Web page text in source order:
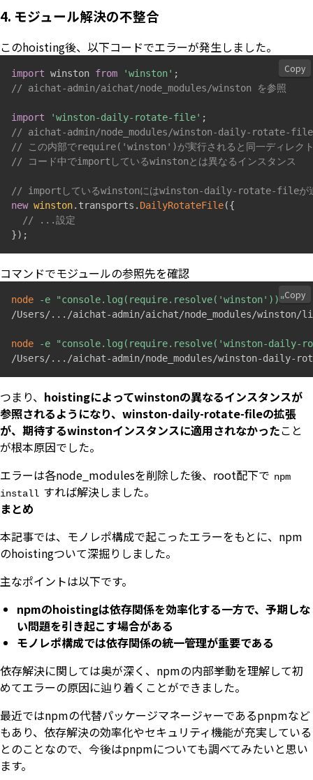
4. モジュール解決の不整合
このhoisting後、以下コードでエラーが発生しました。
import winston from 'winston' ;
// aichat-admin/aichat/node_modules/winston を参照
import 'winston-daily-rotate-file' ;
// aichat-admin/node_modules/winston-daily-rotate-file
// この内部でrequire('winston')が実行されると同一ディレク
// コード中でimportしているwinstonとは異なるインスタンス
// importしているwinstonにはwinston-daily-rotate-fileが追
new winston. transports . DailyRotateFile({
// ...設定
}) ;
Copy
コマンドでモジュールの参照先を確認
node -e
"console.log(require.resolve('winston'))"
/Users/.. ./aichat-admin/aichat/node_modules/
node -e
"console.log(require.resolve('winston-
/Users/.. ./aichat-admin/node_modules/winston-
Copy
つまり、 hoistingによってwinstonの異なるインスタンスが
参照されるようになり、winston-daily-rotate-fileの拡張
が、期待するwinstonインスタンスに適用されなかったこと
が根本原因でした。
エラーは各node_modulesを削除した後、root配下で npm
install すれば解決しました。
まとめ
本記事では、モノレポ構成で起こったエラーをもとに、npm
のhoistingついて深掘りしました。
主なポイントは以下です。
npmのhoistingは依存関係を効率化する一方で、予期しな
い問題を引き起こす場合がある
モノレポ構成では依存関係の統一管理が重要である
依存解決に関しては奥が深く、npmの内部挙動を理解して初
めてエラーの原因に辿り着くことができました。
最近ではnpmの代替パッケージマネージャーであるpnpmなど
もあり、依存解決の効率化やセキュリティ機能が充実している
とのことなので、今後はpnpmについても調べてみたいと思い
ます。